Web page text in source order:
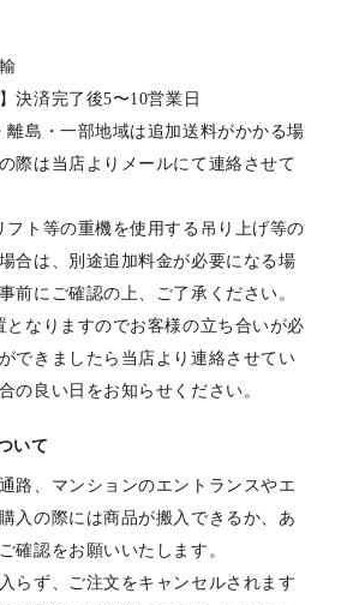
決済完了後5〜10営業日
島・一部地域は追加送料がかかる場
際は当店よりメールにて連絡させて
ト等の重機を使用する吊り上げ等の
合は、別途追加料金が必要になる場
前にご確認の上、ご了承ください。
なりますのでお客様の立ち合いが必
できましたら当店より連絡させてい
の良い日をお知らせください。
いて
路、マンションのエントランスやエ
入の際には商品が搬入できるか、あ
確認をお願いいたします。
らず、ご注文をキャンセルされます